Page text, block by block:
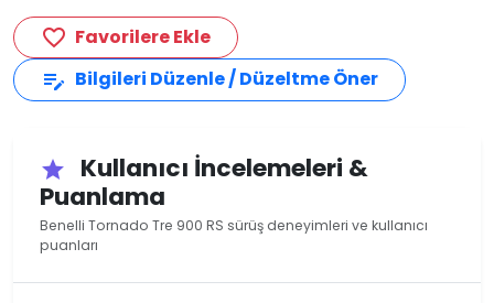
favorite_border Favorilere Ekle
edit_note Bilgileri Düzenle / Düzeltme Öner
star
Kullanıcı İncelemeleri &
Puanlama
Benelli Tornado Tre 900 RS sürüş deneyimleri ve kullanıcı
puanları